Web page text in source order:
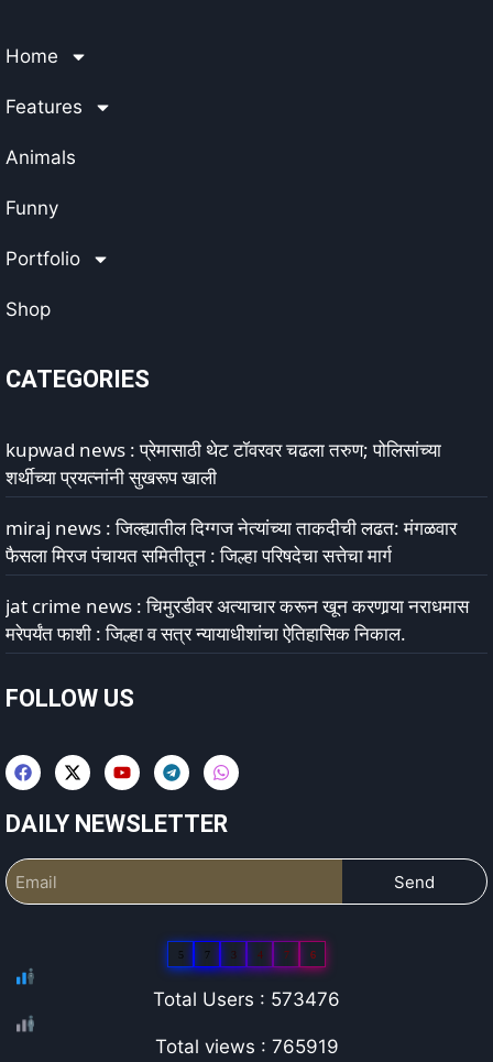
Home
Features
Animals
Funny
Portfolio
Shop
CATEGORIES
kupwad news : प्रेमासाठी थेट टॉवरवर चढला तरुण; पोलिसांच्या
शर्थीच्या प्रयत्नांनी सुखरूप खाली
miraj news : जिल्ह्यातील दिग्गज नेत्यांच्या ताकदीची लढत: मंगळवार
फैसला मिरज पंचायत समितीतून : जिल्हा परिषदेचा सत्तेचा मार्ग
jat crime news : चिमुरडीवर अत्याचार करून खून करणार्‍या नराधमास
मरेपर्यंत फाशी : जिल्हा व सत्र न्यायाधीशांचा ऐतिहासिक निकाल.
FOLLOW US
DAILY NEWSLETTER
Send
5 7 3 4 7 6
Total Users : 573476
Total views : 765919